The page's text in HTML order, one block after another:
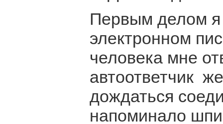
Первым делом я
электронном
человека мне
автоответчик
дождаться
напоминало